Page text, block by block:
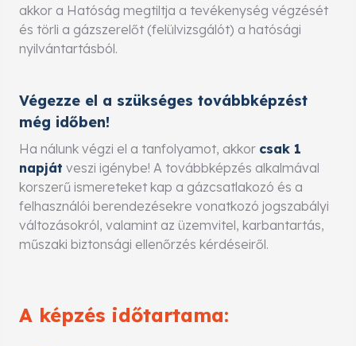
akkor a Hatóság megtiltja a tevékenység végzését
és törli a gázszerelőt (felülvizsgálót) a hatósági
nyilvántartásból.
Végezze el a szükséges továbbképzést
még időben!
Ha nálunk végzi el a tanfolyamot, akkor csak 1
napját veszi igénybe! A továbbképzés alkalmával
korszerű ismereteket kap a gázcsatlakozó és a
felhasználói berendezésekre vonatkozó jogszabályi
változásokról, valamint az üzemvitel, karbantartás,
műszaki biztonsági ellenőrzés kérdéseiről.
A képzés időtartama: